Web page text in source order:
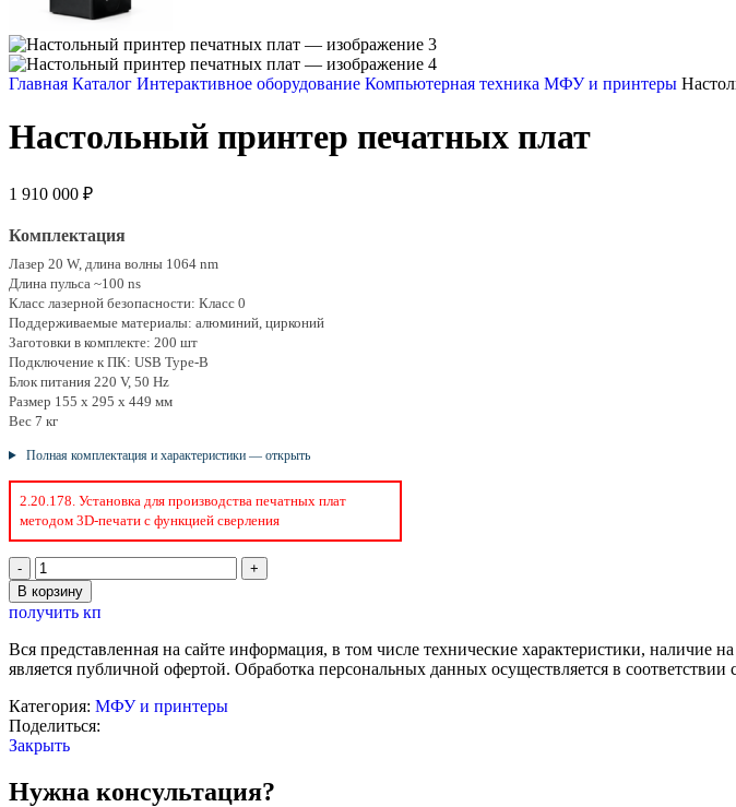
Главная Каталог Интерактивное оборудование Компьютерная техника МФУ и принтеры
Настольный принтер печатных плат
1 910 000 ₽
Комплектация
Лазер 20 W, длина волны 1064 nm
Длина пульса ~100 ns
Класс лазерной безопасности: Класс 0
Поддерживаемые материалы: алюминий, цирконий
Заготовки в комплекте: 200 шт
Подключение к ПК: USB Type-B
Блок питания 220 V, 50 Hz
Размер 155 x 295 x 449 мм
Вес 7 кг
Полная комплектация и характеристики — открыть
2.20.178. Установка для производства печатных плат
методом 3D-печати с функцией сверления
Количество
товара
Настольный
принтер
печатных
плат
В корзину
получить кп
Вся представленная на сайте информация, в том числе технические характеристики,
является публичной офертой. Обработка персональных данных осуществляется в
Категория: МФУ и принтеры
Поделиться:
Закрыть
Нужна консультация?